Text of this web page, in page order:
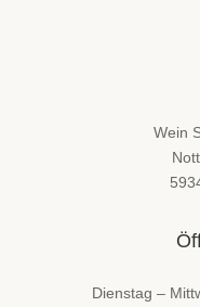
Wein
Dienstag –